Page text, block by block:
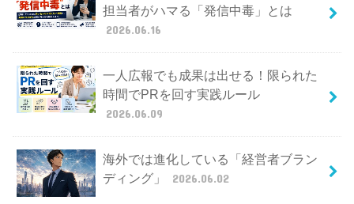
担当者がハマる「発信中毒」とは
2026.06.16
一人広報でも成果は出せる！限られた
時間でPRを回す実践ルール
2026.06.09
海外では進化している「経営者ブラン
ディング」
2026.06.02